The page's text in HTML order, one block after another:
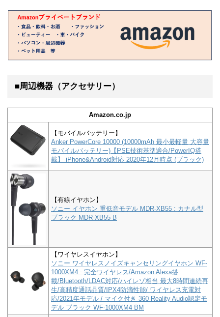
■周辺機器（アクセサリー）
Amazon.co.jp
【モバイルバッテリー】
Anker PowerCore 10000 (10000mAh 最小最軽量 大容量
モバイルバッテリー)【PSE技術基準適合/PowerIQ搭
載】 iPhone&Android対応 2020年12月時点 (ブラック)
【有線イヤホン】
ソニー イヤホン 重低音モデル MDR-XB55 : カナル型
ブラック MDR-XB55 B
【ワイヤレスイヤホン】
ソニー ワイヤレスノイズキャンセリングイヤホン WF-
1000XM4 : 完全ワイヤレス/Amazon Alexa搭
載/Bluetooth/LDAC対応/ハイレゾ相当 最大8時間連続再
生/高精度通話品質/IPX4防滴性能/ ワイヤレス充電対
応/2021年モデル / マイク付き 360 Reality Audio認定モ
デル ブラック WF-1000XM4 BM